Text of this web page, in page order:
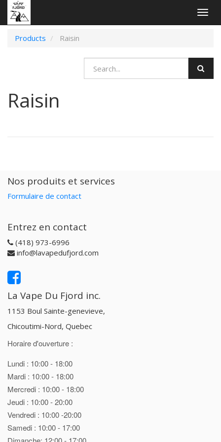
Products
Raisin
Raisin
Nos produits et services
Formulaire de contact
Entrez en contact
(418) 973-6996
info@lavapedufjord.com
La Vape Du Fjord inc.
1153 Boul Sainte-genevieve,
Chicoutimi-Nord, Quebec
Horaire d'ouverture :
Lundi : 10:00 - 18:00
Mardi : 10:00 - 18:00
Mercredi : 10:00 - 18:00
Jeudi : 10:00 - 20:00
Vendredi : 10:00 -20:00
Samedi : 10:00 - 17:00